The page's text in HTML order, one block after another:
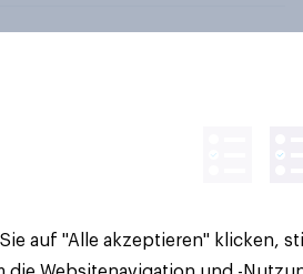
PLC. Alle Rechte vorbehalten.
auf "Alle akzeptieren" klicken,